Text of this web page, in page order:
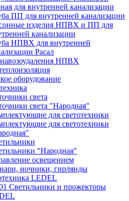
для внутренней канализации
ПП для внутренней канализации
изделия НПВХ и ПП для
канализации
НПВХ для внутренней
Расал
НПВХ
оборудование
света
света "Народная"
для светотехники
для светотехники
"Народная"
освещением
ночники, гирлянды
LEDEL
Светильники и прожекторы